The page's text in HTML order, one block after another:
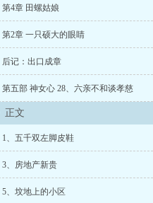
小说的主人公名字都叫“风君
不携剑的隐侠。 本书每日更
游》（书号65875）。...
第4章 田螺姑娘
第2章 一只硕大的眼睛
后记：出口成章
第五部 神女心 28、六亲不和谈孝慈
正文
1、五千双左脚皮鞋
3、房地产新贵
5、坟地上的小区